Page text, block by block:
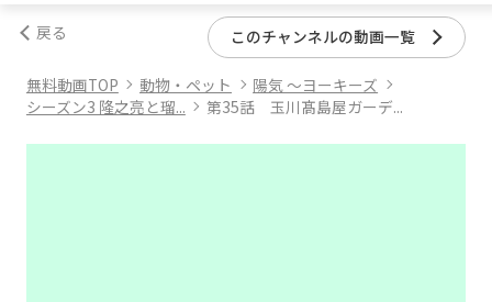
戻る このチャンネルの動画一覧
無料動画TOP 動物・ペット
陽気 ～ヨーキーズ
シーズン3 隆之亮と瑠...
第35話 玉川髙島屋ガーデ...